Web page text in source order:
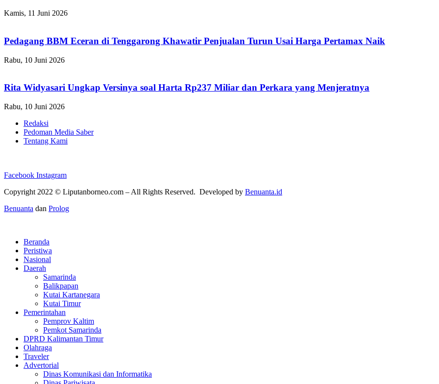
Kamis, 11 Juni 2026
Pedagang BBM Eceran di Tenggarong Khawatir Penjualan Turun Usai Harga Pertamax Naik
Rabu, 10 Juni 2026
Rita Widyasari Ungkap Versinya soal Harta Rp237 Miliar dan Perkara yang Menjeratnya
Rabu, 10 Juni 2026
Redaksi
Pedoman Media Saber
Tentang Kami
Facebook Instagram
Copyright 2022 © Liputanborneo.com – All Rights Reserved. Developed by Benuanta.id
Benuanta dan Prolog
Beranda
Peristiwa
Nasional
Daerah
Samarinda
Balikpapan
Kutai Kartanegara
Kutai Timur
Pemerintahan
Pemprov Kaltim
Pemkot Samarinda
DPRD Kalimantan Timur
Olahraga
Traveler
Advertorial
Dinas Komunikasi dan Informatika